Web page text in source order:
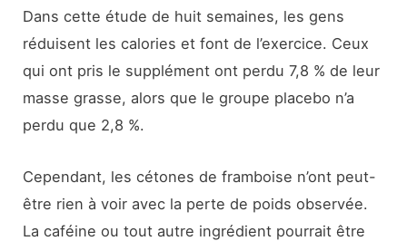
Dans cette étude de huit semaines, les gens
réduisent les calories et font de l’exercice. Ceux
qui ont pris le supplément ont perdu 7,8 % de leur
masse grasse, alors que le groupe placebo n’a
perdu que 2,8 %.
Cependant, les cétones de framboise n’ont peut-
être rien à voir avec la perte de poids observée.
La caféine ou tout autre ingrédient pourrait être